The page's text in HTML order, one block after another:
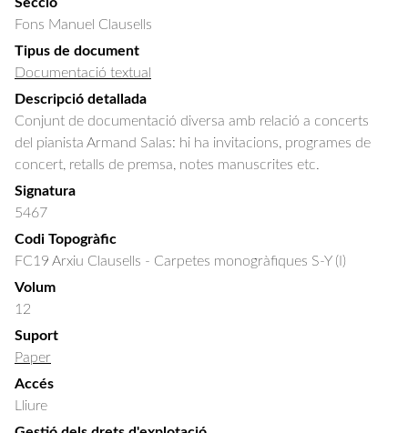
Fons Manuel Clausells
Tipus de document
Documentació textual
Descripció detallada
Conjunt de documentació diversa amb relació a concerts
del pianista Armand Salas: hi ha invitacions, programes de
concert, retalls de premsa, notes manuscrites etc.
Signatura
5467
Codi Topogràfic
FC19 Arxiu Clausells - Carpetes monogràfiques S-Y (I)
Volum
12
Suport
Paper
Accés
Lliure